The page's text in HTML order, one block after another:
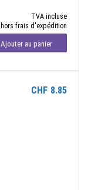
TVA incluse
hors frais d'expédition
Ajouter au panier
CHF 8.85